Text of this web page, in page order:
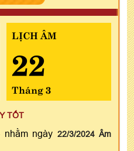
LỊCH ÂM
22
Tháng 3
TỐT
nhằm ngày 22/3/2024 Âm